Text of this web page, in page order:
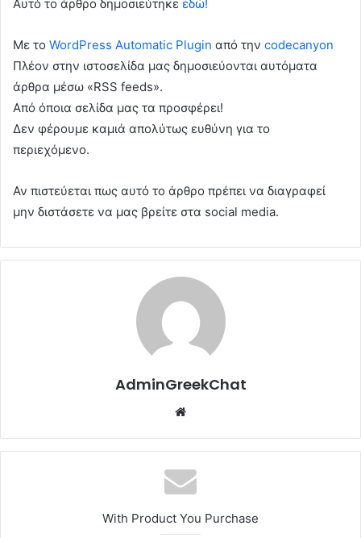
Αυτό το άρθρο δημοσιεύτηκε εδώ!
Με το WordPress Automatic Plugin από την codecanyon
Πλέον στην ιστοσελίδα μας δημοσιεύονται αυτόματα
άρθρα μέσω «RSS feeds».
Από όποια σελίδα μας τα προσφέρει!
Δεν φέρουμε καμιά απολύτως ευθύνη για το
περιεχόμενο.
Αν πιστεύεται πως αυτό το άρθρο πρέπει να διαγραφεί
μην διστάσετε να μας βρείτε στα social media.
AdminGreekChat
With Product You Purchase